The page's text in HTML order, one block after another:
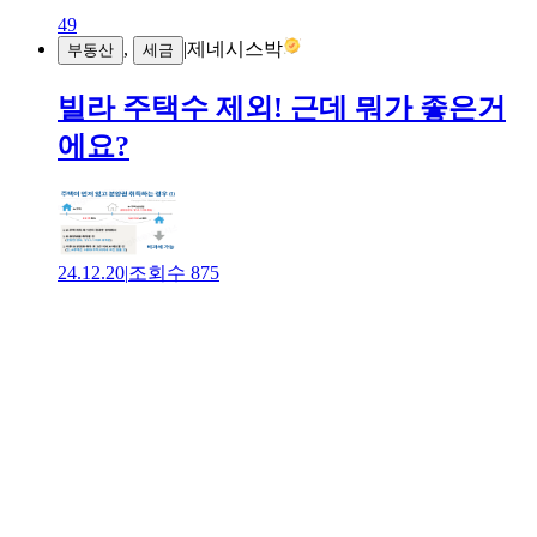
49
부동산 , 세금 |제네시스박
빌라 주택수 제외! 근데 뭐가 좋은거
에요?
24.12.20|조회수 875